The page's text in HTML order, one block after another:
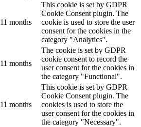
11 months
This cookie is set by GDPR
Cookie Consent plugin. The
cookie is used to store the user
consent for the cookies in the
category "Analytics".
11 months
The cookie is set by GDPR
cookie consent to record the
user consent for the cookies in
the category "Functional".
11 months
This cookie is set by GDPR
Cookie Consent plugin. The
cookies is used to store the
user consent for the cookies in
the category "Necessary".